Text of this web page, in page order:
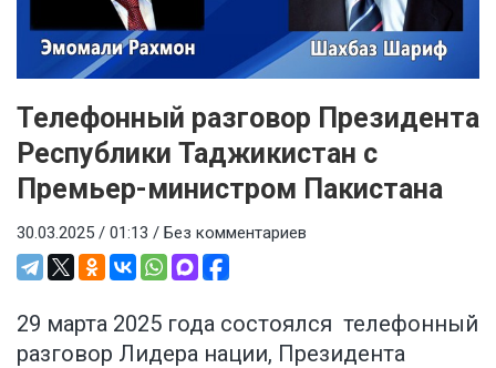
Телефонный разговор Президента
Республики Таджикистан с
Премьер-министром Пакистана
30.03.2025 / 01:13 / Без комментариев
29 марта 2025 года состоялся телефонный
разговор Лидера нации, Президента